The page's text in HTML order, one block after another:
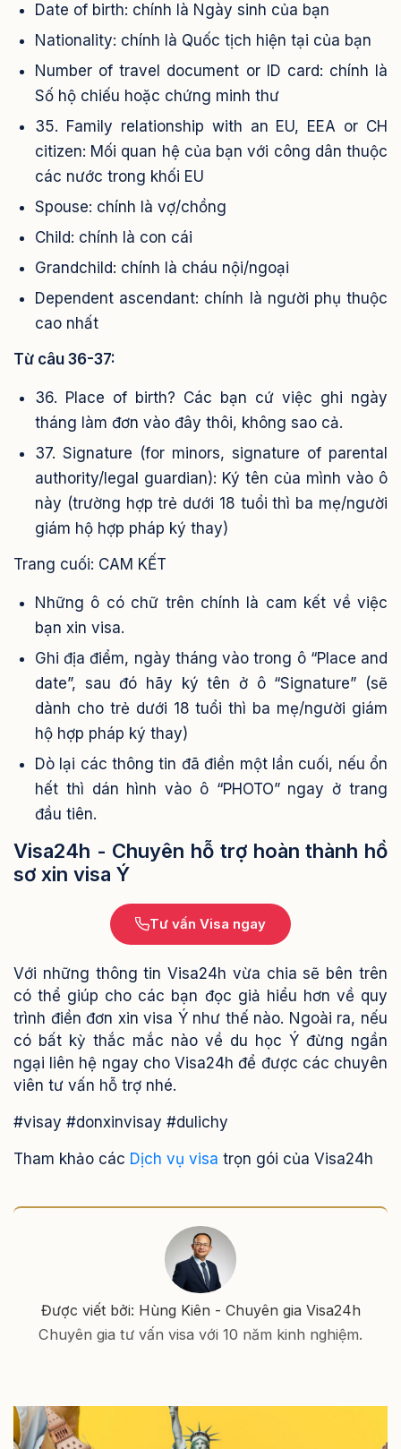
Date of birth: chính là Ngày sinh của bạn
Nationality: chính là Quốc tịch hiện tại của bạn
Number of travel document or ID card: chính là
Số hộ chiếu hoặc chứng minh thư
35. Family relationship with an EU, EEA or CH
citizen: Mối quan hệ của bạn với công dân thuộc
các nước trong khối EU
Spouse: chính là vợ/chồng
Child: chính là con cái
Grandchild: chính là cháu nội/ngoại
Dependent ascendant: chính là người phụ thuộc
cao nhất
Từ câu 36-37:
36. Place of birth? Các bạn cứ việc ghi ngày
tháng làm đơn vào đây thôi, không sao cả.
37. Signature (for minors, signature of parental
authority/legal guardian): Ký tên của mình vào ô
này (trường hợp trẻ dưới 18 tuổi thì ba mẹ/người
giám hộ hợp pháp ký thay)
Trang cuối: CAM KẾT
Những ô có chữ trên chính là cam kết về việc
bạn xin visa.
Ghi địa điểm, ngày tháng vào trong ô “Place and
date”, sau đó hãy ký tên ở ô “Signature” (sẽ
dành cho trẻ dưới 18 tuổi thì ba mẹ/người giám
hộ hợp pháp ký thay)
Dò lại các thông tin đã điền một lần cuối, nếu ổn
hết thì dán hình vào ô “PHOTO” ngay ở trang
đầu tiên.
Visa24h - Chuyên hỗ trợ hoàn thành hồ
sơ xin visa Ý
Tư vấn Visa ngay
Với những thông tin Visa24h vừa chia sẽ bên trên
có thể giúp cho các bạn đọc giả hiểu hơn về quy
trình điền đơn xin visa Ý như thế nào. Ngoài ra, nếu
có bất kỳ thắc mắc nào về du học Ý đừng ngần
ngại liên hệ ngay cho Visa24h để được các chuyên
viên tư vấn hỗ trợ nhé.
#visay #donxinvisay #dulichy
Tham khảo các Dịch vụ visa trọn gói của Visa24h
Được viết bởi: Hùng Kiên - Chuyên gia Visa24h
Chuyên gia tư vấn visa với 10 năm kinh nghiệm.